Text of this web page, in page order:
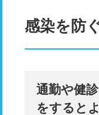
感染を防
通勤や健
をすると